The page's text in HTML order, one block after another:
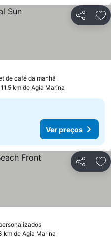
Partilhar
de café da manhã
km de Agia Marina
Ver preços
Partilhar
Ver preços
km de Agia Marina